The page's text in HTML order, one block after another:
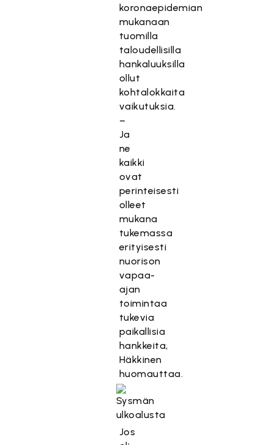
koronaepidemian
mukanaan
tuomilla
taloudellisilla
hankaluuksilla
ollut
kohtalokkaita
vaikutuksia.
–
Ja
ne
kaikki
ovat
perinteisesti
olleet
mukana
tukemassa
erityisesti
nuorison
vapaa-
ajan
toimintaa
tukevia
paikallisia
hankkeita,
Häkkinen
huomauttaa.
Jos